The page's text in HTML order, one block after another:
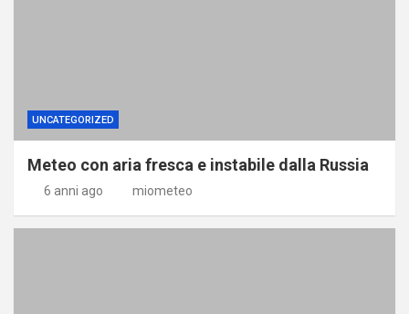
UNCATEGORIZED
Meteo con aria fresca e instabile dalla Russia
6 anni ago miometeo